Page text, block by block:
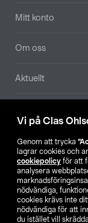
Vi på Clas
Genom att trycka
lagrar cookies och
cookiepolicy för att
analysera
nödvändiga,
cookies krävs inte
nödvändiga för att
du istället vill
Mitt konto
Om oss
Aktuellt